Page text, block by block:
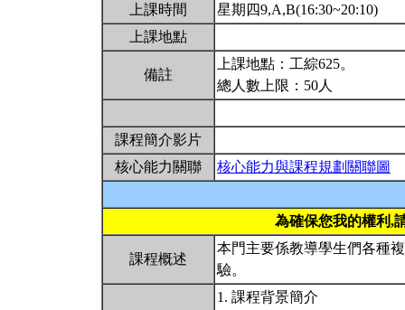
上課時間
星期四9,A,B(16:30~20:10)
上課地點
備註
上課地點：工綜625。
總人數上限：50人
課程簡介影片
核心能力關聯
核心能力與課程規劃關聯圖
為確保您我的權利,
課程概述
本門主要係教導學生們各種
驗。
1. 課程背景簡介